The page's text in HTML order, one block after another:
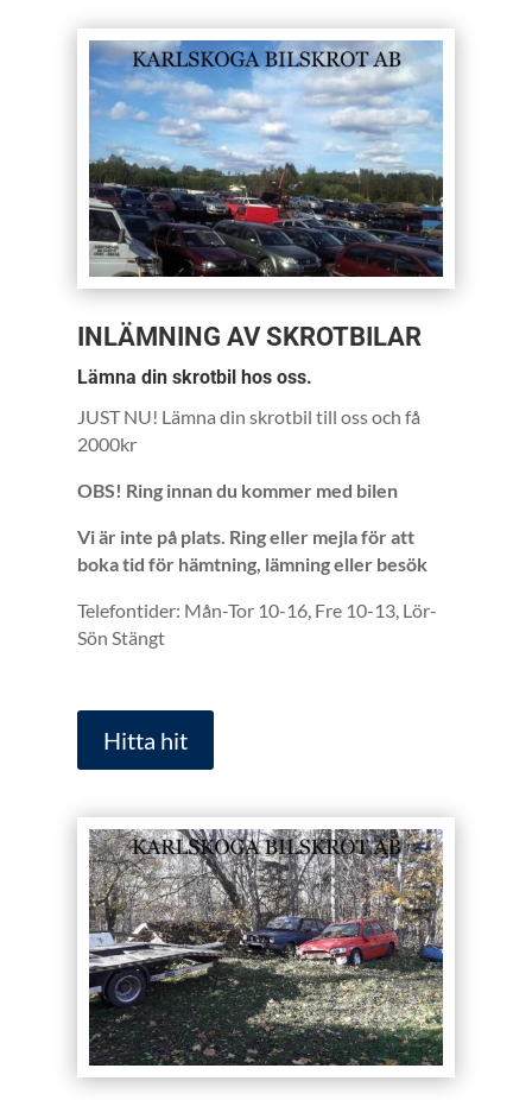
INLÄMNING AV SKROTBILAR
Lämna din skrotbil hos oss.
JUST NU! Lämna din skrotbil till oss och få
2000kr
OBS! Ring innan du kommer med bilen
Vi är inte på plats. Ring eller mejla för att
boka tid för hämtning, lämning eller besök
Telefontider: Mån-Tor 10-16, Fre 10-13, Lör-
Sön Stängt
Hitta hit